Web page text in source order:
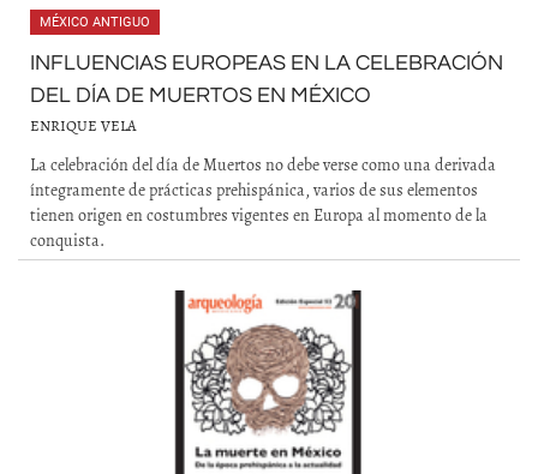
MÉXICO ANTIGUO
INFLUENCIAS EUROPEAS EN LA CELEBRACIÓN
DEL DÍA DE MUERTOS EN MÉXICO
ENRIQUE VELA
La celebración del día de Muertos no debe verse como una derivada
íntegramente de prácticas prehispánica, varios de sus elementos
tienen origen en costumbres vigentes en Europa al momento de la
conquista.